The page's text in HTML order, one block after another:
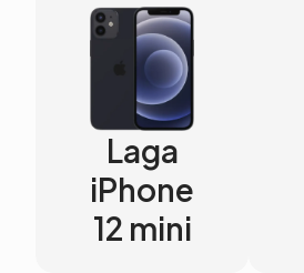
Laga
iPhone
12 mini